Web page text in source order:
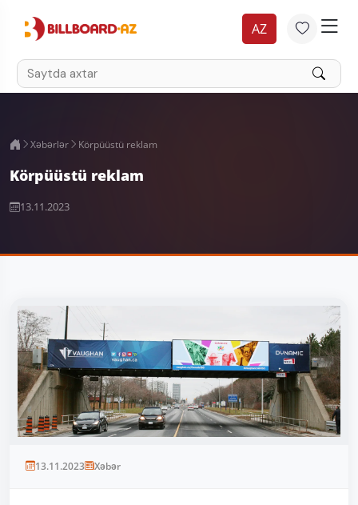
AZ
Xəbərlər Körpüüstü reklam
Körpüüstü reklam
13.11.2023
13.11.2023 Xəbər